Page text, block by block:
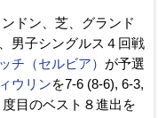
ドン、芝、グランド
男子シングルス４回戦
チ（セルビア） が予選
ウリンを7-6 (8-6), 6-3,
目のベスト８進出を